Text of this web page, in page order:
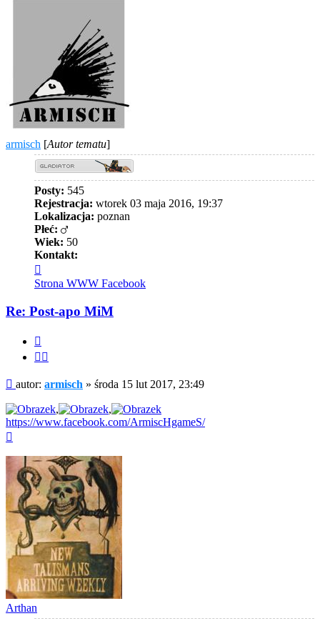
armisch [Autor tematu]
Posty: 545
Rejestracja: wtorek 03 maja 2016, 19:37
Lokalizacja: poznan
Płeć:
Wiek: 50
Kontakt:
się
z
armisch
Strona WWW Facebook
Re: Post-apo MiM
Post
autor: armisch » środa 15 lut 2017, 23:49
,
,
https://www.facebook.com/ArmiscHgameS/
Arthan